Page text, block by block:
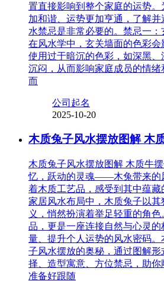
置直接影响到整个家庭的运势
加和谐、运势更加亨通，了解
水禁忌是非常必要的。禁忌一
在风水学中，玄关墙面的色彩会
使用过于暗沉的色彩，如深黑
沉闷，从而影响家庭成员的情
而
公司起名
2025-10-20
木质兔子风水摆放图解 木
木质兔子风水摆放图解 木质牛
忆，跃动的灵魂——木兔带来的
着木质工艺品，感受到其中蕴
家居风水布局中，木质兔子以
义，悄然扮演着举足轻重的角
品，更是一座连接自然与心灵
量、提升个人运势的风水密码
子风水摆放的奥秘，通过图解
择、造型寓意、方位禁忌，助你
准备好跟随